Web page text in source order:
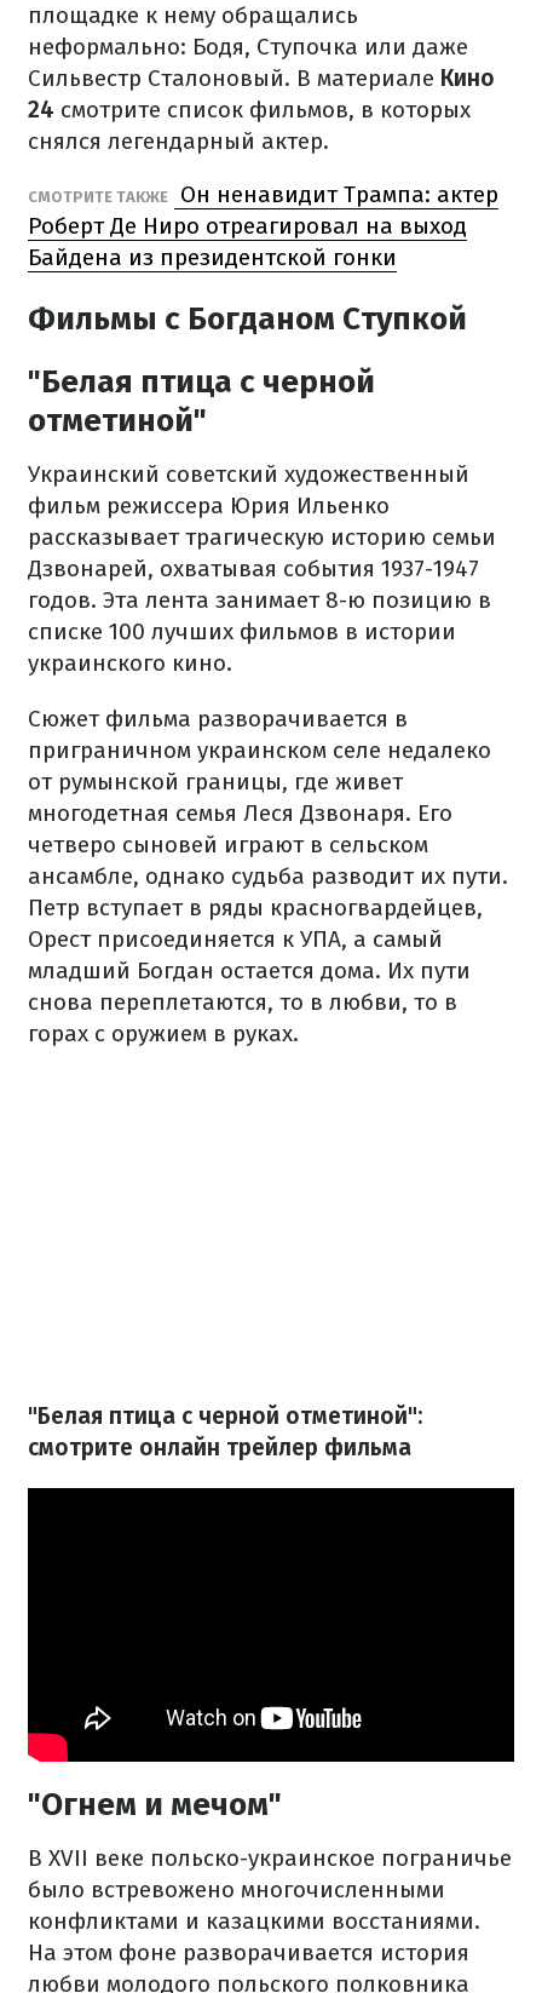
площадке к нему обращались
неформально: Бодя, Ступочка или даже
Сильвестр Сталоновый. В материале Кино
24 смотрите список фильмов, в которых
снялся легендарный актер.
СМОТРИТЕ ТАКЖЕ
Он ненавидит Трампа: актер
Роберт Де Ниро отреагировал на выход
Байдена из президентской гонки
Фильмы с Богданом Ступкой
"Белая птица с черной
отметиной"
Украинский советский художественный
фильм режиссера Юрия Ильенко
рассказывает трагическую историю семьи
Дзвонарей, охватывая события 1937-1947
годов. Эта лента занимает 8-ю позицию в
списке 100 лучших фильмов в истории
украинского кино.
Сюжет фильма разворачивается в
приграничном украинском селе недалеко
от румынской границы, где живет
многодетная семья Леся Дзвонаря. Его
четверо сыновей играют в сельском
ансамбле, однако судьба разводит их пути.
Петр вступает в ряды красногвардейцев,
Орест присоединяется к УПА, а самый
младший Богдан остается дома. Их пути
снова переплетаются, то в любви, то в
горах с оружием в руках.
"Белая птица с черной отметиной":
смотрите онлайн трейлер фильма
"Огнем и мечом"
В XVII веке польско-украинское пограничье
было встревожено многочисленными
конфликтами и казацкими восстаниями.
На этом фоне разворачивается история
любви молодого польского полковника